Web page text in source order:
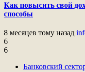
Как повысить свой
способы
8 месяцев тому назад
6
6
Банковский